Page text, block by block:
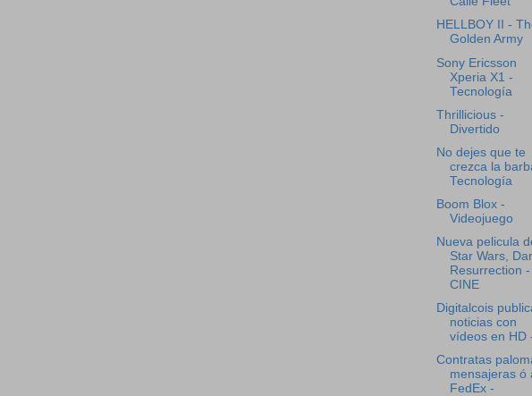
HELLBOY II -
Golden Army
Sony Ericsson
Xperia X1 -
Tecnología
Thrillicious -
Divertido
No dejes que te
crezca la
Tecnología
Boom Blox -
Videojuego
Nueva pelicula
Star Wars,
Resurrection -
CINE
Digitalcois
noticias con
vídeos en HD
Contratas
mensajeras ó
FedEx -